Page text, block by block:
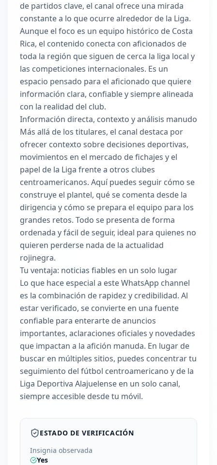
de partidos clave, el canal ofrece una mirada
constante a lo que ocurre alrededor de la Liga.
Aunque el foco es un equipo histórico de Costa
Rica, el contenido conecta con aficionados de
toda la región que siguen de cerca la liga local y
las competiciones internacionales. Es un
espacio pensado para el aficionado que quiere
información clara, confiable y siempre alineada
con la realidad del club.
Información directa, contexto y análisis manudo
Más allá de los titulares, el canal destaca por
ofrecer contexto sobre decisiones deportivas,
movimientos en el mercado de fichajes y el
papel de la Liga frente a otros clubes
centroamericanos. Aquí puedes seguir cómo se
construye el plantel, qué se comenta desde la
dirigencia y cómo se prepara el equipo para los
grandes retos. Todo se presenta de forma
ordenada y fácil de seguir, ideal para quienes no
quieren perderse nada de la actualidad
rojinegra.
Tu ventaja: noticias fiables en un solo lugar
Lo que hace especial a este WhatsApp channel
es la combinación de rapidez y credibilidad. Al
estar verificado, se convierte en una fuente
confiable para enterarte de anuncios
importantes, aclaraciones oficiales y novedades
que impactan a la afición manuda. En lugar de
buscar en múltiples sitios, puedes concentrar tu
seguimiento del fútbol centroamericano y de la
Liga Deportiva Alajuelense en un solo canal,
siempre accesible desde tu móvil.
ESTADO DE VERIFICACIÓN
Insignia observada
Yes